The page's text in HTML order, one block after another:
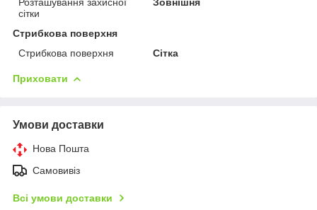
сітки
Стрибкова поверхня
Стрибкова поверхня
Сітка
Приховати
Умови доставки
Нова Пошта
Самовивіз
Всі умови доставки